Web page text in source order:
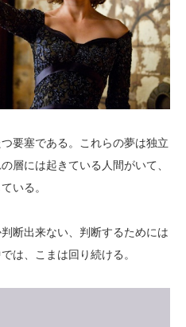
要塞である。これらの夢は独立
層には起きている人間がいて、
いる。
断出来ない、判断するためには
は、こまは回り続ける。